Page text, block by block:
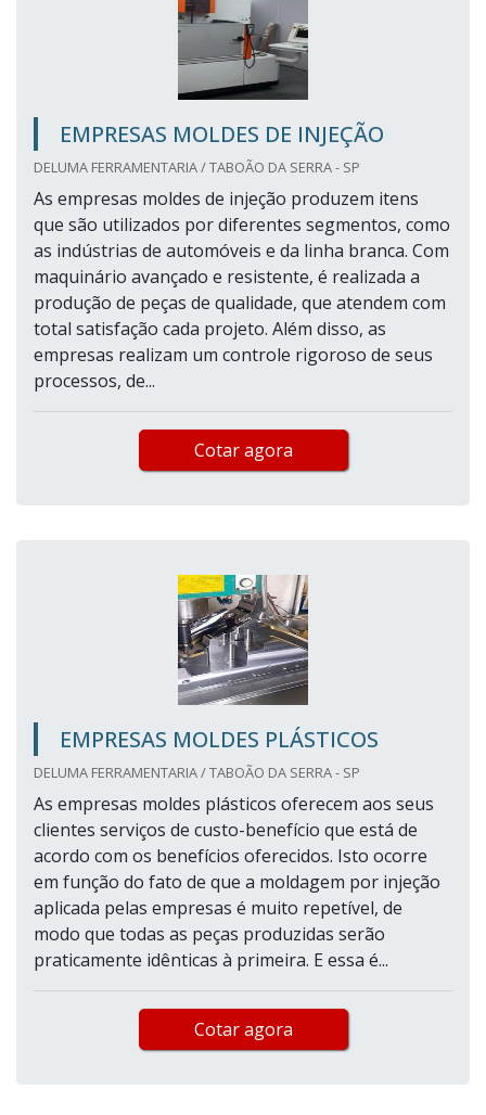
EMPRESAS MOLDES DE INJEÇÃO
DELUMA FERRAMENTARIA / TABOÃO DA SERRA - SP
As empresas moldes de injeção produzem itens
que são utilizados por diferentes segmentos, como
as indústrias de automóveis e da linha branca. Com
maquinário avançado e resistente, é realizada a
produção de peças de qualidade, que atendem com
total satisfação cada projeto. Além disso, as
empresas realizam um controle rigoroso de seus
processos, de...
Cotar agora
EMPRESAS MOLDES PLÁSTICOS
DELUMA FERRAMENTARIA / TABOÃO DA SERRA - SP
As empresas moldes plásticos oferecem aos seus
clientes serviços de custo-benefício que está de
acordo com os benefícios oferecidos. Isto ocorre
em função do fato de que a moldagem por injeção
aplicada pelas empresas é muito repetível, de
modo que todas as peças produzidas serão
praticamente idênticas à primeira. E essa é...
Cotar agora